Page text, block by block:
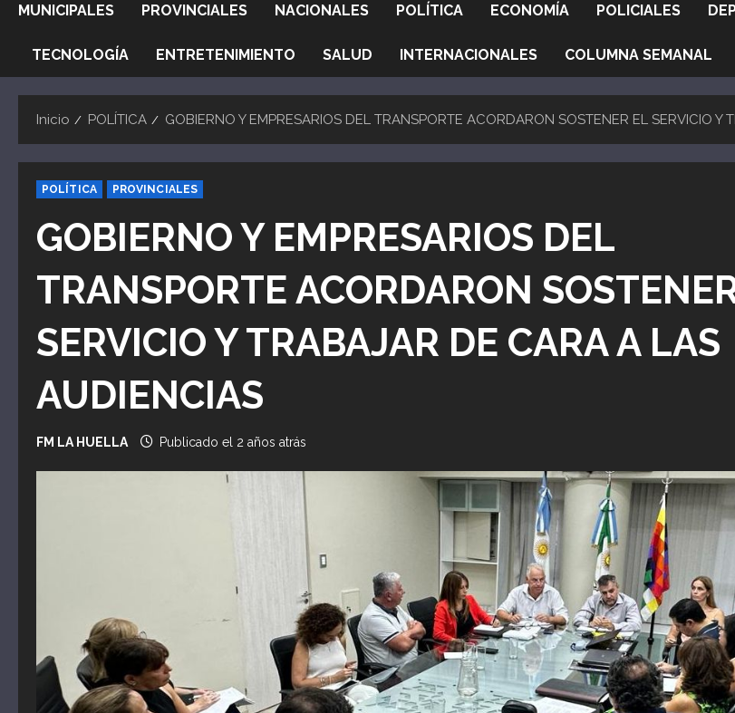
MUNICIPALES PROVINCIALES NACIONALES POLÍTICA ECONOMÍA POLICIALES
TECNOLOGÍA ENTRETENIMIENTO SALUD INTERNACIONALES COLUMNA SEMANAL
Inicio POLÍTICA GOBIERNO Y EMPRESARIOS DEL TRANSPORTE ACORDARON SOSTENER EL SERVICIO
POLÍTICA PROVINCIALES
GOBIERNO Y EMPRESARIOS DEL
TRANSPORTE ACORDARON
SERVICIO Y TRABAJAR DE CARA A LAS
AUDIENCIAS
FM LA HUELLA Publicado el 2 años atrás